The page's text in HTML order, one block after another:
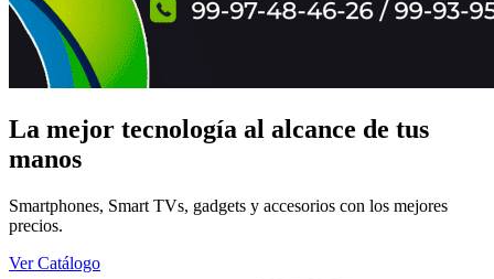
La mejor tecnología al alcance de tus
manos
Smartphones, Smart TVs, gadgets y accesorios con los mejores
precios.
Ver Catálogo